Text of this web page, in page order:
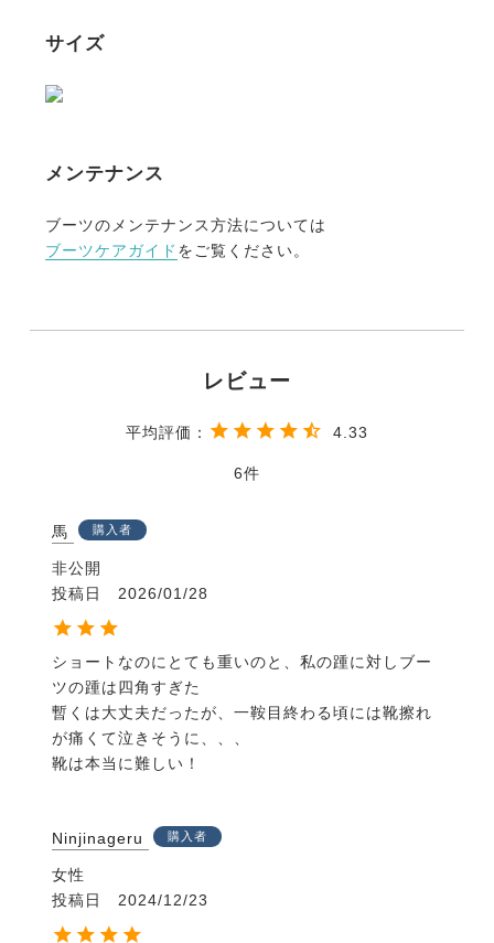
サイズ
メンテナンス
ブーツのメンテナンス方法については
ブーツケアガイド をご覧ください。
4.33
6
馬 購入者
非公開
投稿日
2026/01/28
ショートなのにとても重いのと、私の踵に対しブー
ツの踵は四角すぎた
暫くは大丈夫だったが、一鞍目終わる頃には靴擦れ
が痛くて泣きそうに、、、
靴は本当に難しい！
Ninjinageru 購入者
女性
投稿日
2024/12/23